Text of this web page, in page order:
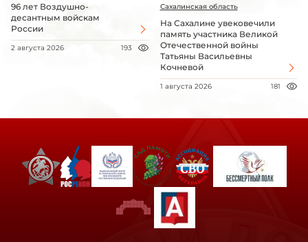
96 лет Воздушно-
десантным войскам
России
2 августа 2026 193
Сахалинская область
На Сахалине увековечили
память участника Великой
Отечественной войны
Татьяны Васильевны
Кочневой
1 августа 2026 181